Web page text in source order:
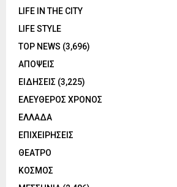
LIFE IN THE CITY
LIFE STYLE
TOP NEWS (3,696)
ΑΠΟΨΕΙΣ
ΕΙΔΗΣΕΙΣ (3,225)
ΕΛΕΥΘΕΡΟΣ ΧΡΟΝΟΣ
ΕΛΛΑΔΑ
ΕΠΙΧΕΙΡΗΣΕΙΣ
ΘΕΑΤΡΟ
ΚΟΣΜΟΣ